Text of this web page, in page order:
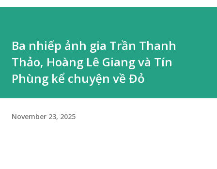
Ba nhiếp ảnh gia Trần Thanh
Thảo, Hoàng Lê Giang và Tín
Phùng kể chuyện về Đỏ
November 23, 2025